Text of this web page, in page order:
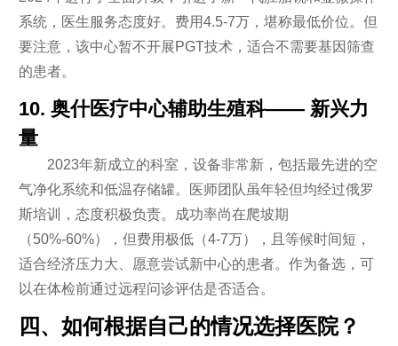
系统，医生服务态度好。费用4.5-7万，堪称最低价位。但
要注意，该中心暂不开展PGT技术，适合不需要基因筛查
的患者。
10. 奥什医疗中心辅助生殖科—— 新兴力
量
2023年新成立的科室，设备非常新，包括最先进的空
气净化系统和低温存储罐。医师团队虽年轻但均经过俄罗
斯培训，态度积极负责。成功率尚在爬坡期
（50%-60%），但费用极低（4-7万），且等候时间短，
适合经济压力大、愿意尝试新中心的患者。作为备选，可
以在体检前通过远程问诊评估是否适合。
四、如何根据自己的情况选择医院？